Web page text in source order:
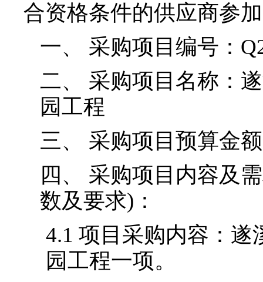
合资格条件的供应商参
一、 采购项目编号
二、 采购项目名称：
园工程
三、 采购项目预算金
四、 采购项目内容及
数及要求)：
4.1 项目采购内容：遂
园工程一项。